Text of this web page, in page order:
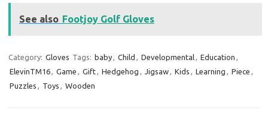
See also Footjoy Golf Gloves
Category: Gloves Tags: baby, Child , Developmental, Education ,
ElevinTM16, Game , Gift, Hedgehog , Jigsaw, Kids , Learning , Piece ,
Puzzles , Toys , Wooden